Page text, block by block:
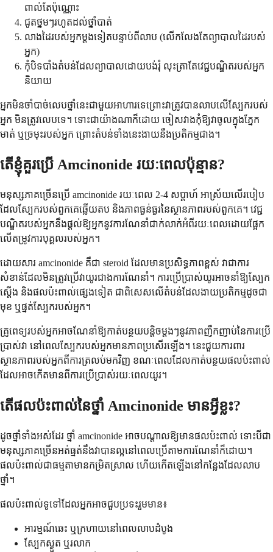
ពាល់តែប៉ុណ្ណោះ
ជូតថ្នមៗរហូតដល់ថ្នាំបាត់
លាងដៃរបស់អ្នកម្តងទៀតបន្ទាប់ពីលាប (លើកលែងតែព្យាបាលដៃរបស់
អ្នក)
កុំបិទបាំងតំបន់ដែលព្យាបាលដោយបង់រុំ លុះត្រាតែវេជ្ជបណ្ឌិតរបស់អ្នក
និយាយ
អ្នក​មិន​ចាំបាច់​លេប​ថ្នាំ​នេះ​ជាមួយ​អាហារ​ទេ​ព្រោះ​វា​ត្រូវ​បាន​លាប​លើ​ស្បែក​របស់​
អ្នក មិន​ត្រូវ​លេប​ទេ។ ទោះជាយ៉ាងណាក៏ដោយ ចៀសវាង​កុំ​ឱ្យ​វា​ចូល​ក្នុង​ភ្នែក
មាត់ ឬ​ច្រមុះ​របស់​អ្នក ព្រោះ​តំបន់​ទាំងនេះ​ងាយ​នឹង​ប្រតិកម្ម​ជាង។
តើ​ខ្ញុំ​គួរ​ប្រើ Amcinonide រយៈពេល​ប៉ុន្មាន?
មនុស្ស​ភាគច្រើន​ប្រើ amcinonide រយៈពេល 2-4 សប្តាហ៍ អាស្រ័យ​លើ​របៀប​
ដែល​ស្បែក​របស់​ពួកគេ​ឆ្លើយតប និង​ភាពធ្ងន់ធ្ងរ​នៃ​ស្ថានភាព​របស់​ពួកគេ។ វេជ្ជ
បណ្ឌិត​របស់​អ្នក​នឹង​ផ្តល់​ឱ្យ​អ្នក​នូវ​ការណែនាំ​ជាក់លាក់​អំពី​រយៈពេល​ដោយ​ផ្អែក​
លើ​តម្រូវការ​បុគ្គល​របស់​អ្នក។
ដោយសារ amcinonide គឺជា steroid ដែលមានប្រសិទ្ធភាពខ្ពស់ វាជាការ
សំខាន់ដែលមិនត្រូវប្រើវាយូរជាងការណែនាំ។ ការប្រើប្រាស់យូរអាចនាំឱ្យស្បែក
ស្តើង និងផលប៉ះពាល់ផ្សេងទៀត ជាពិសេសលើតំបន់ដែលងាយប្រតិកម្មដូចជា
មុខ ឬផ្នត់ស្បែករបស់អ្នក។
គ្រូពេទ្យរបស់អ្នកអាចណែនាំឱ្យកាត់បន្ថយបន្តិចម្តងៗនូវភាពញឹកញាប់នៃការប្រើ
ប្រាស់វា នៅពេលស្បែករបស់អ្នកមានភាពប្រសើរឡើង។ នេះជួយការពារ
ស្ថានភាពរបស់អ្នកពីការត្រលប់មកវិញ ខណៈពេលដែលកាត់បន្ថយផលប៉ះពាល់
ដែលអាចកើតមានពីការប្រើប្រាស់រយៈពេលយូរ។
តើផលប៉ះពាល់នៃថ្នាំ Amcinonide មានអ្វីខ្លះ?
ដូចថ្នាំទាំងអស់ដែរ ថ្នាំ amcinonide អាចបណ្តាលឱ្យមានផលប៉ះពាល់ ទោះបីជា
មនុស្សភាគច្រើនអត់ធ្មត់នឹងវាបានល្អនៅពេលប្រើតាមការណែនាំក៏ដោយ។
ផលប៉ះពាល់ជាធម្មតាមានកម្រិតស្រាល ហើយកើតឡើងនៅកន្លែងដែលលាប
ថ្នាំ។
ផលប៉ះពាល់ទូទៅដែលអ្នកអាចជួបប្រទះរួមមាន៖
អារម្មណ៍ឆេះ ឬក្រហាយនៅពេលលាបដំបូង
ស្បែកស្ងួត ឬរលាក